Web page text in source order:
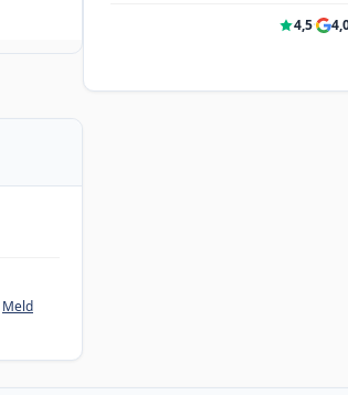
4,5·
Meld